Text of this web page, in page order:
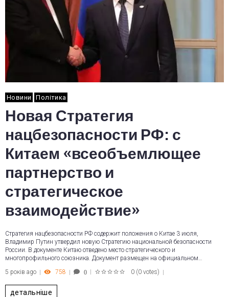
Новини Політика
Новая Стратегия
нацбезопасности РФ: с
Китаем «всеобъемлющее
партнерство и
стратегическое
взаимодействие»
Стратегия нацбезопасности РФ содержит положения о Китае 3 июля,
Владимир Путин утвердил новую Стратегию национальной безопасности
России. В документе Китаю отведено место стратегического и
многопрофильного союзника. Документ размещен на официальном…
5 років ago
758 0 0 (0 votes)
детальніше